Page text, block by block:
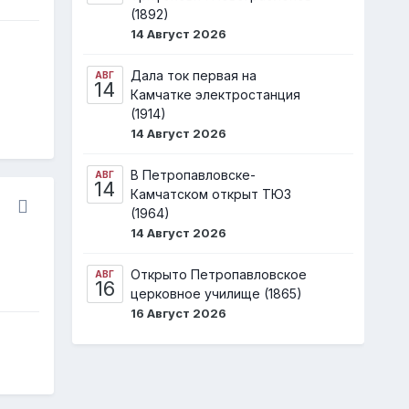
(1892)
14 Август 2026
АВГ
14
Дала ток первая на
Камчатке электростанция
(1914)
14 Август 2026
АВГ
14
В Петропавловске-
Камчатском открыт ТЮЗ
(1964)
14 Август 2026
АВГ
16
Открыто Петропавловское
церковное училище (1865)
16 Август 2026